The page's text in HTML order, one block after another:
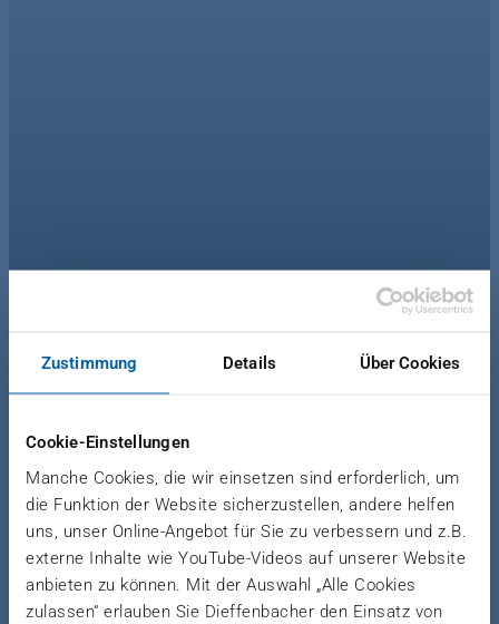
Zustimmung Details Über Cookies
Cookie-Einstellungen
Manche Cookies, die wir einsetzen sind erforderlich, um
die Funktion der Website sicherzustellen, andere helfen
uns, unser Online-Angebot für Sie zu verbessern und z.B.
externe Inhalte wie YouTube-Videos auf unserer Website
anbieten zu können. Mit der Auswahl „Alle Cookies
zulassen“ erlauben Sie Dieffenbacher den Einsatz von
DINGE SIND DREI
WANT TO READMOVED
ONLINE AND ACCESS
EXCLUSIVE CONTENT LIKE
VIDEOS, PICTURE